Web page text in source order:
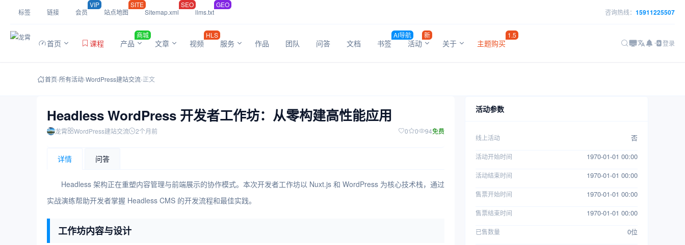
标签 链接 会员
VIP
站点地图
SITE
Sitemap.xml
SEO
llms.txt
GEO
咨询热线： 15911225507
首页 课程 产品
商城
文章 视频
HLS
服务 作品 团队 问答 文档 书签
AI导航
活动
新
关于 主题购买
1.5
登录
首页-所有活动-WordPress建站交流-正文
Headless WordPress 开发者工作坊：从零构建高性能应用
龙霄 WordPress建站交流 2个月前 0 0 94免费
详情 问答
Headless 架构正在重塑内容管理与前端展示的协作模式。本次开发者工作坊以 Nuxt.js 和 WordPress 为核心技术栈，通过
实战演练帮助开发者掌握 Headless CMS 的开发流程和最佳实践。
工作坊内容与设计
活动参数
线上活动 否
活动开始时间 1970-01-01 00:00
活动结束时间 1970-01-01 00:00
售票开始时间 1970-01-01 00:00
售票结束时间 1970-01-01 00:00
已售数量 0位